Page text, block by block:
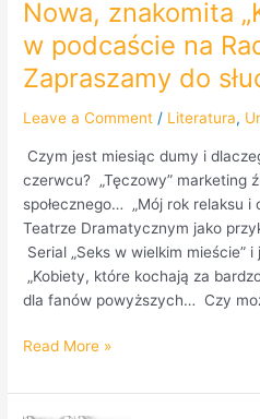
Nowa, znakomita
w podcaście na
Zapraszamy do
Leave a Comment / Literatura,
Czym jest miesiąc dumy i
czerwcu? „Tęczowy” marketing
społecznego… „Mój rok relaksu i
Teatrze Dramatycznym jako
Serial „Seks w wielkim mieście”
„Kobiety, które kochają za
dla fanów powyższych… Czy
Read More »